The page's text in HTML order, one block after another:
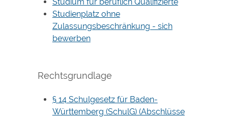
Studienplatz ohne
Zulassungsbeschränkung - sich
bewerben
Rechtsgrundlage
§ 14 Schulgesetz für Baden-
Württemberg (SchulG) (Abschlüsse